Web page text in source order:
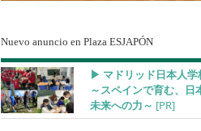
Nuevo anuncio en Plaza ESJAPÓN
▶︎ マドリッド日本人学
～スペインで育む、日
未来への力～ [PR]